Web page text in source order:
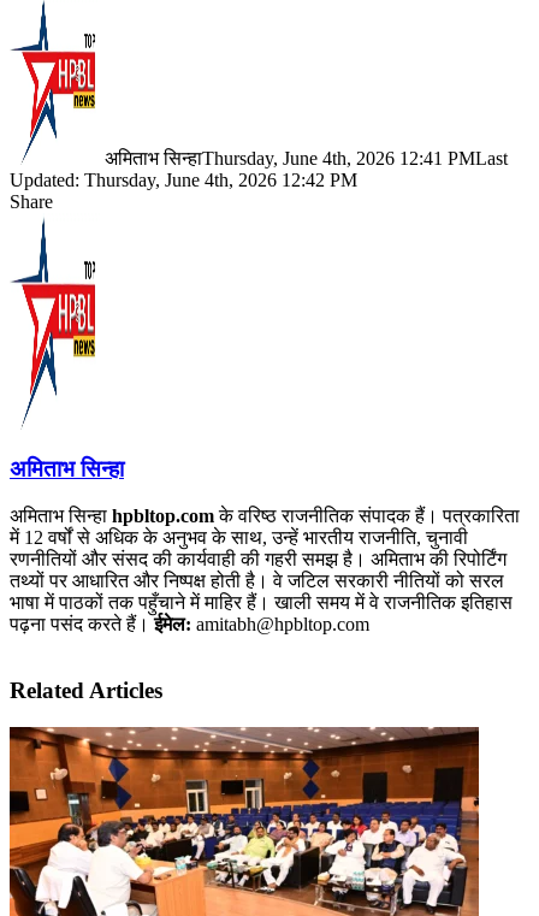
अमिताभ सिन्हाThursday, June 4th, 2026 12:41 PMLast
Updated: Thursday, June 4th, 2026 12:42 PM
Share
Facebook
LinkedIn
Pinterest
WhatsApp
Telegram
अमिताभ सिन्हा
अमिताभ सिन्हा hpbltop.comके वरिष्ठ राजनीतिक संपादक हैं। पत्रकारिता
में 12 वर्षों से अधिक के अनुभव के साथ, उन्हें भारतीय राजनीति, चुनावी
रणनीतियों और संसद की कार्यवाही की गहरी समझ है। अमिताभ की रिपोर्टिंग
तथ्यों पर आधारित और निष्पक्ष होती है। वे जटिल सरकारी नीतियों को सरल
भाषा में पाठकों तक पहुँचाने में माहिर हैं। खाली समय में वे राजनीतिक इतिहास
पढ़ना पसंद करते हैं।ईमेल: amitabh@hpbltop.com
Related Articles